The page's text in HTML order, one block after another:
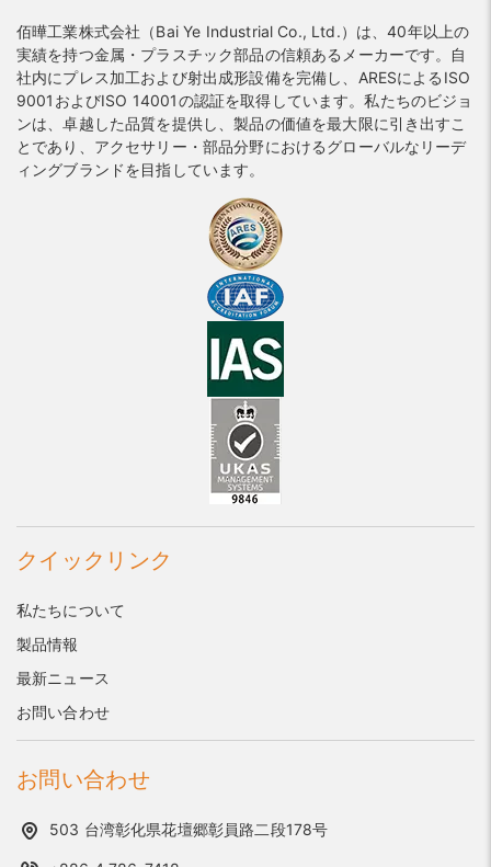
佰曄工業株式会社（Bai Ye Industrial Co., Ltd.）は、40年以上の
実績を持つ金属・プラスチック部品の信頼あるメーカーです。自
社内にプレス加工および射出成形設備を完備し、ARESによるISO
9001およびISO 14001の認証を取得しています。私たちのビジョ
ンは、卓越した品質を提供し、製品の価値を最大限に引き出すこ
とであり、アクセサリー・部品分野におけるグローバルなリーデ
ィングブランドを目指しています。
クイックリンク
私たちについて
製品情報
最新ニュース
お問い合わせ
お問い合わせ
503 台湾彰化県花壇郷彰員路二段178号